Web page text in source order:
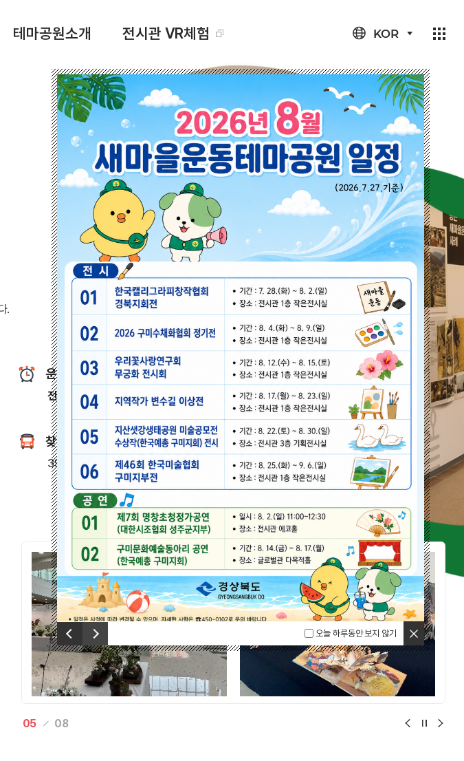
테마공원소개 전시관 VR체험 KOR
이전 다음 오늘 하루동안 보지 않기
닫기
.
운영시간
전시관 09:00 - 18:00,야외공원24시간
찾아오시는 길
39332 경북 구미시 박정희로 155
05 08